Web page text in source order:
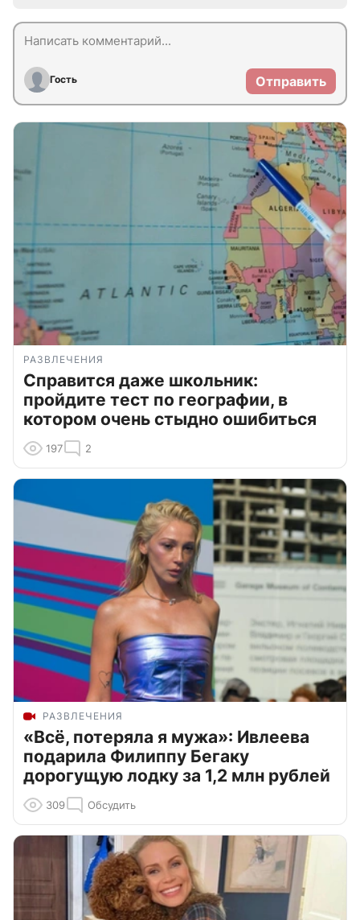
Гость Отправить
РАЗВЛЕЧЕНИЯ
Справится даже школьник:
пройдите тест по географии, в
котором очень стыдно ошибиться
197 2
РАЗВЛЕЧЕНИЯ
«Всё, потеряла я мужа»: Ивлеева
подарила Филиппу Бегаку
дорогущую лодку за 1,2 млн рублей
309 Обсудить